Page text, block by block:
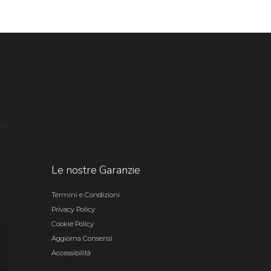
Le nostre Garanzie
Termini e Condizioni
Privacy Policy
Cookie Policy
Aggiorna Consensi
Accessibilità